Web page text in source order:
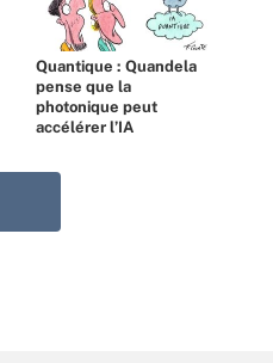
Quantique : Quandela
pense que la
photonique peut
accélérer l’IA